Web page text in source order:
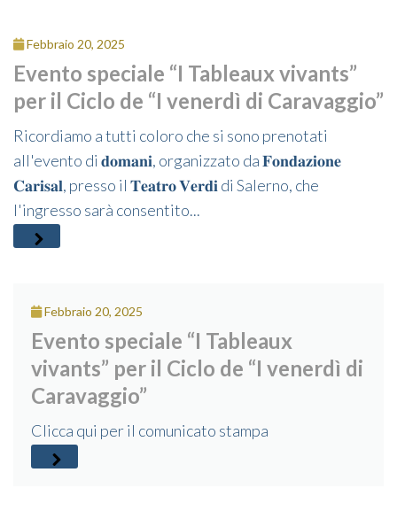
Complesso
San Michele
Febbraio 20, 2025
Evento speciale “I Tableaux vivants”
per il Ciclo de “I venerdì di Caravaggio”
Ricordiamo a tutti coloro che si sono prenotati
all'evento di 𝐝𝐨𝐦𝐚𝐧𝐢, organizzato da 𝐅𝐨𝐧𝐝𝐚𝐳𝐢𝐨𝐧𝐞
𝐂𝐚𝐫𝐢𝐬𝐚𝐥, presso il 𝐓𝐞𝐚𝐭𝐫𝐨 𝐕𝐞𝐫𝐝𝐢 di Salerno, che
l'ingresso sarà consentito...
Febbraio 20, 2025
Evento speciale “I Tableaux
vivants” per il Ciclo de “I venerdì di
Caravaggio”
Clicca qui per il comunicato stampa